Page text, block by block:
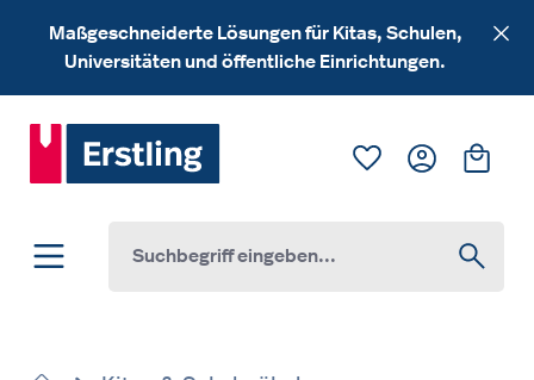
Zum Hauptinhalt springen
Maßgeschneiderte Lösungen für Kitas, Schulen,
Universitäten und öffentliche Einrichtungen.
Du hast 0